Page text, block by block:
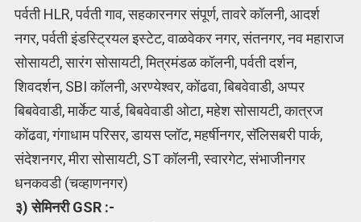
पर्वती HLR, पर्वती गाव, सहकारनगर संपूर्ण, तावरे कॉलनी, आदर्श
नगर, पर्वती इंडस्ट्रियल इस्टेट, वाळवेकर नगर, संतनगर, नव महाराज
सोसायटी, सारंग सोसायटी, मित्रमंडळ कॉलनी, पर्वती दर्शन,
शिवदर्शन, SBI कॉलनी, अरण्येश्वर, कोंढवा, बिबवेवाडी, अप्पर
बिबवेवाडी, मार्केट यार्ड, बिबवेवाडी ओटा, महेश सोसायटी, कात्रज
कोंढवा, गंगाधाम परिसर, डायस प्लॉट, महर्षीनगर, सॅलिसबरी पार्क,
संदेशनगर, मीरा सोसायटी, ST कॉलनी, स्वारगेट, संभाजीनगर
धनकवडी (चव्हाणनगर)
३) सेमिनरी GSR :-